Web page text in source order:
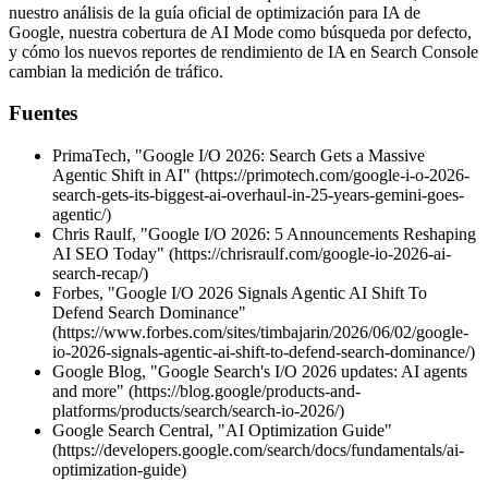
nuestro análisis de la guía oficial de optimización para IA de
Google, nuestra cobertura de AI Mode como búsqueda por defecto,
y cómo los nuevos reportes de rendimiento de IA en Search Console
cambian la medición de tráfico.
Fuentes
PrimaTech, "Google I/O 2026: Search Gets a Massive
Agentic Shift in AI" (https://primotech.com/google-i-o-2026-
search-gets-its-biggest-ai-overhaul-in-25-years-gemini-goes-
agentic/)
Chris Raulf, "Google I/O 2026: 5 Announcements Reshaping
AI SEO Today" (https://chrisraulf.com/google-io-2026-ai-
search-recap/)
Forbes, "Google I/O 2026 Signals Agentic AI Shift To
Defend Search Dominance"
(https://www.forbes.com/sites/timbajarin/2026/06/02/google-
io-2026-signals-agentic-ai-shift-to-defend-search-dominance/)
Google Blog, "Google Search's I/O 2026 updates: AI agents
and more" (https://blog.google/products-and-
platforms/products/search/search-io-2026/)
Google Search Central, "AI Optimization Guide"
(https://developers.google.com/search/docs/fundamentals/ai-
optimization-guide)